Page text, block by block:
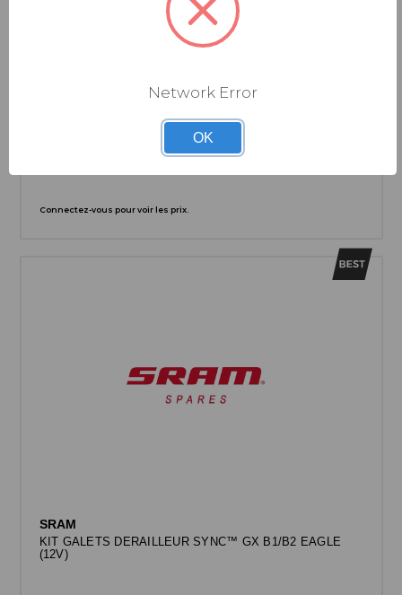
KIT GALETS DERAILLEUR SYNC™ SX/NX EAGLE (12V)
Connectez-vous pour voir les prix.
SRAM
KIT GALETS DERAILLEUR SYNC™ GX B1/B2 EAGLE
(12V)
Network Error
OK